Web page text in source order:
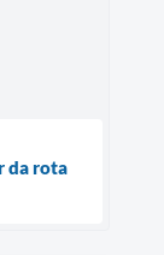
da rota